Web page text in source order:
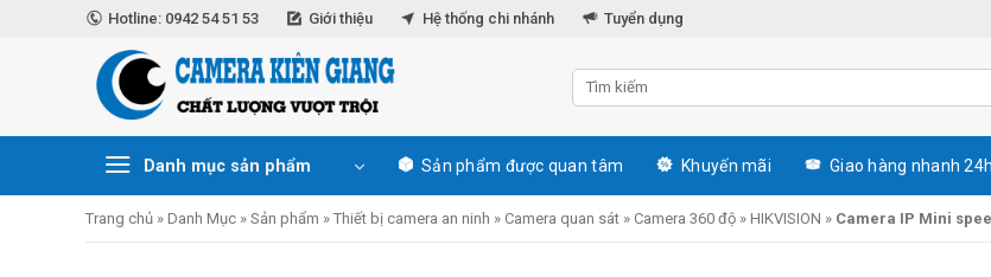
Hotline: 0942 54 51 53 Giới thiệu Hệ thống chi nhánh Tuyển dụng
Danh mục sản phẩm Sản phẩm được quan tâm Khuyến mãi Giao hàng nhanh 24h
Trang chủ » Danh Mục » Sản phẩm » Thiết bị camera an ninh » Camera quan sát » Camera 360 độ » HIKVISION » Camera IP Mini